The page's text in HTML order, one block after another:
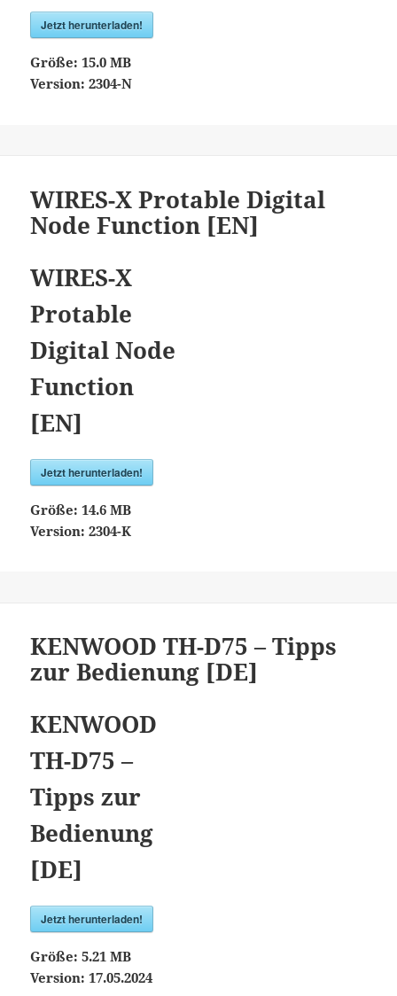
Jetzt herunterladen!
Größe:15.0 MB
Version:2304-N
WIRES-X Protable Digital
Node Function [EN]
WIRES-X
Protable
Digital Node
Function
[EN]
Jetzt herunterladen!
Größe:14.6 MB
Version:2304-K
KENWOOD TH-D75 – Tipps
zur Bedienung [DE]
KENWOOD
TH-D75 –
Tipps zur
Bedienung
[DE]
Jetzt herunterladen!
Größe:5.21 MB
Version:17.05.2024